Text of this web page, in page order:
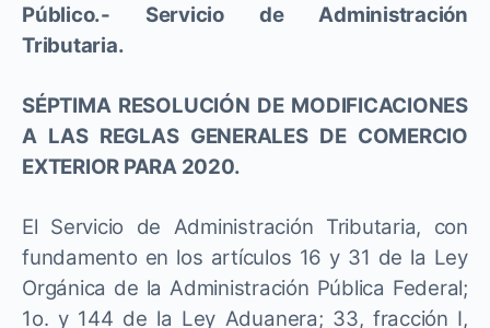
Público.- Servicio de Administración
Tributaria.
SÉPTIMA RESOLUCIÓN DE MODIFICACIONES
A LAS REGLAS GENERALES DE COMERCIO
EXTERIOR PARA 2020.
El Servicio de Administración Tributaria, con
fundamento en los artículos 16 y 31 de la Ley
Orgánica de la Administración Pública Federal;
1o. y 144 de la Ley Aduanera; 33, fracción I,